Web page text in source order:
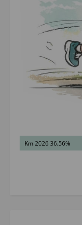
Km 2026 36.56%